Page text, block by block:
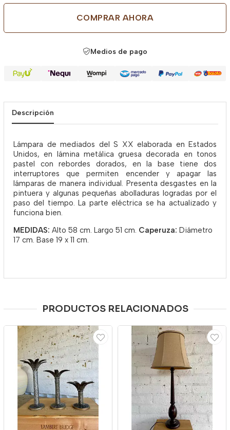
COMPRAR AHORA
Medios de pago
Descripción
Lámpara de mediados del S XX elaborada en Estados
Unidos, en lámina metálica gruesa decorada en tonos
pastel con rebordes dorados, en la base tiene dos
interruptores que permiten encender y apagar las
lámparas de manera individual. Presenta desgastes en la
pintuera y algunas pequeñas abolladuras logradas por el
paso del tiempo. La parte eléctrica se ha actualizado y
funciona bien.
MEDIDAS: Alto 58 cm. Largo 51 cm. Caperuza: Diámetro
17 cm. Base 19 x 11 cm.
PRODUCTOS RELACIONADOS